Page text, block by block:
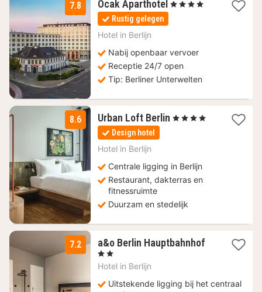
7.8 Ocak Aparthotel 1
, 4 Sterren
Rustig gelegen
Hotel in Berlijn
Nabij openbaar vervoer
Receptie 24/7 open
Tip: Berliner Unterwelten
8.6 Urban Loft Berlin 1
, 4 Sterren
Design hotel
Hotel in Berlijn
Centrale ligging in Berlijn
Restaurant, dakterras en
fitnessruimte
Duurzam en stedelijk
7.2 a&o Berlin Hauptbahnhof2
nachten
€
, 2 Sterren
Hotel in Berlijn
Uitstekende ligging bij het centraal